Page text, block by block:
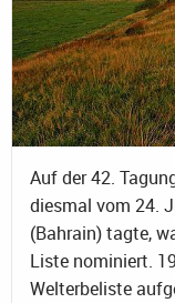
Auf der 42.
diesmal vom 24.
(Bahrain) tagte,
Liste nominiert.
Welterbeliste